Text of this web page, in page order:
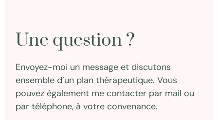
Une question ?
Envoyez-moi un message et discutons
ensemble d’un plan thérapeutique. Vous
pouvez également me contacter par mail ou
partéléphone, à votre convenance.